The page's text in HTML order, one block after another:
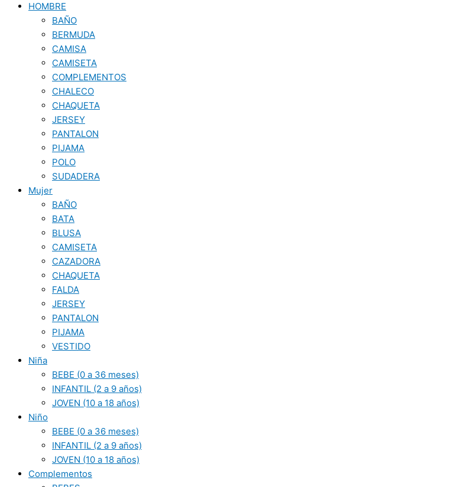
HOMBRE
BAÑO
BERMUDA
CAMISA
CAMISETA
COMPLEMENTOS
CHALECO
CHAQUETA
JERSEY
PANTALON
PIJAMA
POLO
SUDADERA
Mujer
BAÑO
BATA
BLUSA
CAMISETA
CAZADORA
CHAQUETA
FALDA
JERSEY
PANTALON
PIJAMA
VESTIDO
Niña
BEBE (0 a 36 meses)
INFANTIL (2 a 9 años)
JOVEN (10 a 18 años)
Niño
BEBE (0 a 36 meses)
INFANTIL (2 a 9 años)
JOVEN (10 a 18 años)
Complementos